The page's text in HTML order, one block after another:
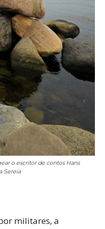
o escritor de contos Hans
Sereia
militares, a